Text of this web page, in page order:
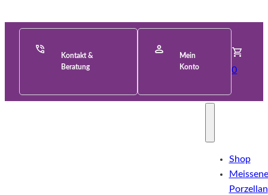
Kontakt &
Beratung
Mein
Konto
0
Shop
Porzellan